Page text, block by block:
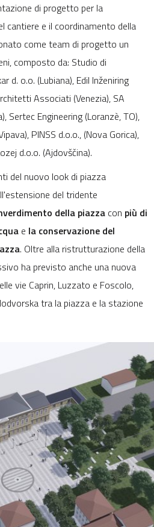
di progetto per la
cantiere e il coordinamento della
come team di progetto un
composto da: Studio di
d. o.o. (Lubiana), Edil Inženiring
Associati (Venezia), SA
Sertec Engineering (Loranzè, TO),
PINSS d.o.o., (Nova Gorica),
d.o.o. (Ajdovščina).
del nuovo look di piazza
del tridente
della piazza con più di
e la conservazione del
. Oltre alla ristrutturazione della
ha previsto anche una nuova
vie Caprin, Luzzato e Foscolo,
tra la piazza e la stazione